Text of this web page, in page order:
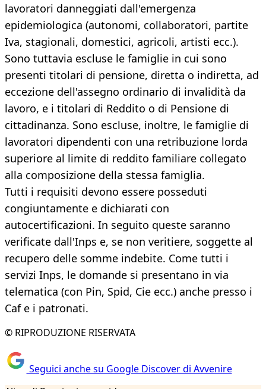
lavoratori danneggiati dall'emergenza
epidemiologica (autonomi, collaboratori, partite
Iva, stagionali, domestici, agricoli, artisti ecc.).
Sono tuttavia escluse le famiglie in cui sono
presenti titolari di pensione, diretta o indiretta, ad
eccezione dell'assegno ordinario di invalidità da
lavoro, e i titolari di Reddito o di Pensione di
cittadinanza. Sono escluse, inoltre, le famiglie di
lavoratori dipendenti con una retribuzione lorda
superiore al limite di reddito familiare collegato
alla composizione della stessa famiglia.
Tutti i requisiti devono essere posseduti
congiuntamente e dichiarati con
autocertificazioni. In seguito queste saranno
verificate dall'Inps e, se non veritiere, soggette al
recupero delle somme indebite. Come tutti i
servizi Inps, le domande si presentano in via
telematica (con Pin, Spid, Cie ecc.) anche presso i
Caf e i patronati.
© RIPRODUZIONE RISERVATA
Seguici anche su Google Discover di Avvenire